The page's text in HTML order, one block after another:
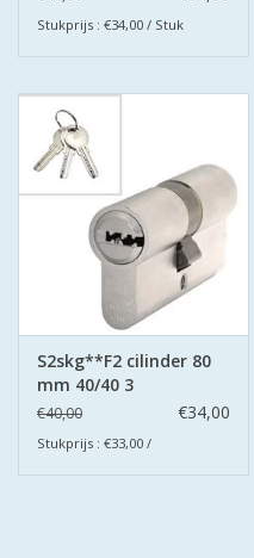
Stukprijs : €34,00 / Stuk
S2skg**F2 cilinder 80
mm 40/40 3
keersleutels
€40,00 €34,00
Stukprijs : €33,00 /